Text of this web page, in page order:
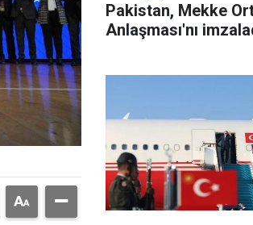
Pakistan, Mekke
Anlaşması'nı